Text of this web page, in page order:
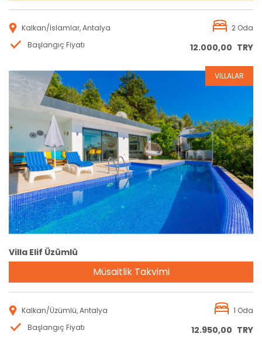
Kalkan/İslamlar, Antalya
2 Oda
Başlangıç Fiyatı
12.000,00 TRY
Rezervasyon
VİLLALAR
Villa Elif Üzümlü
Müsaitlik Takvimi
Kalkan/Üzümlü, Antalya
1 Oda
Başlangıç Fiyatı
12.950,00 TRY